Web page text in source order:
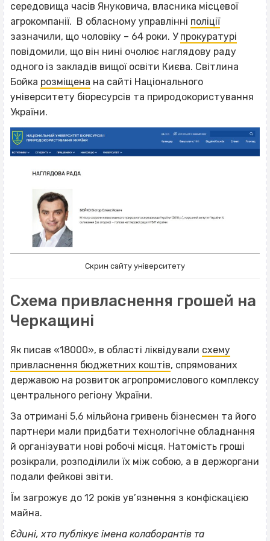
середовища часів Януковича, власника місцевої
агрокомпанії. В обласному управлінні поліції
зазначили, що чоловіку – 64 роки. У прокуратурі
повідомили, що він нині очолює наглядову раду
одного із закладів вищої освіти Києва. Світлина
Бойка розміщена на сайті Національного
університету біоресурсів та природокористування
України.
Скрин сайту університету
Схема привласнення грошей на
Черкащині
Як писав «18000», в області ліквідували схему
привласнення бюджетних коштів, спрямованих
державою на розвиток агропромислового комплексу
центрального регіону України.
За отримані 5,6 мільйона гривень бізнесмен та його
партнери мали придбати технологічне обладнання
й організувати нові робочі місця. Натомість гроші
розікрали, розподілили їх між собою, а в держоргани
подали фейкові звіти.
Їм загрожує до 12 років ув’язнення з конфіскацією
майна.
Єдині, хто публікує імена колаборантів та